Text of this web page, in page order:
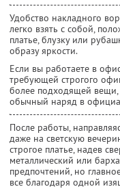
Удобство накладного
легко взять с собой,
платье, блузку или
образу яркости.
Если вы работаете в
требующей строгого
более подходящей вещи,
обычный наряд в
После работы,
даже на светскую
строгое платье, надев
металлический или
предпочтений, но
все благодаря одной